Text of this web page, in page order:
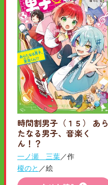
時間割男子（１５） あら
たなる男子、音楽く
ん！？
一ノ瀬 三葉／作
榎のと ／絵